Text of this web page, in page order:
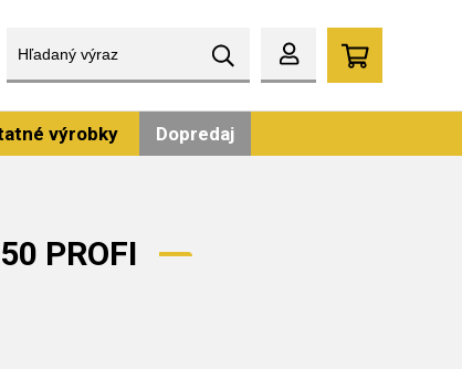
výrobky Dopredaj
PROFI